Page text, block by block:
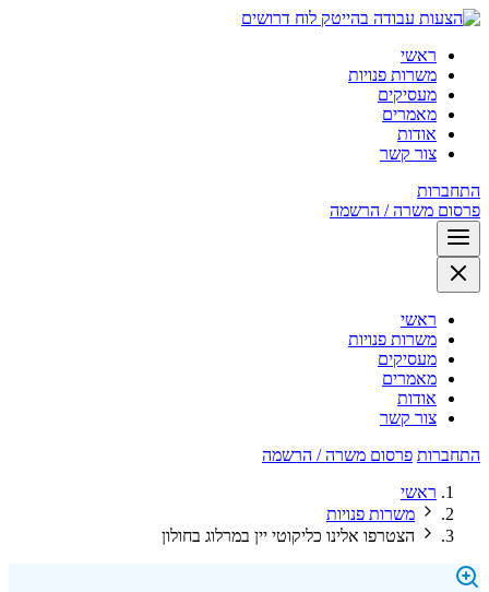
לוח דרושים
ראשי
משרות פנויות
מעסיקים
מאמרים
אודות
צור קשר
התחברות
פרסום משרה / הרשמה
ראשי
משרות פנויות
מעסיקים
מאמרים
אודות
צור קשר
התחברות פרסום משרה / הרשמה
ראשי
משרות פנויות
הצטרפו אלינו כליקוטי יין במרלוג בחולון